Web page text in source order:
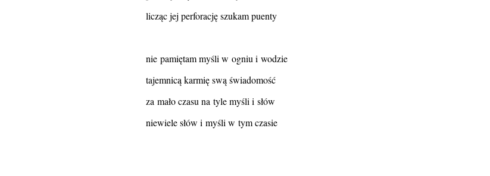
licząc jej perforację szukam puenty
nie pamiętam myśli w ogniu i wodzie
tajemnicą karmię swą świadomość
za mało czasu na tyle myśli i słów
niewiele słów i myśli w tym czasie